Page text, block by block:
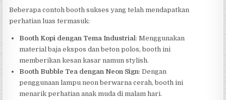
Beberapa contoh booth sukses yang telah mendapatkan
perhatian luas termasuk:
Booth Kopi dengan Tema Industrial: Menggunakan
material baja ekspos dan beton polos, booth ini
memberikan kesan kasar namun stylish.
Booth Bubble Tea dengan Neon Sign: Dengan
penggunaan lampu neon berwarna cerah, booth ini
menarik perhatian anak muda di malam hari.